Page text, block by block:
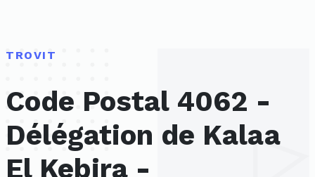
TROVIT
Code Postal 4062 -
Délégation de Kalaa
El Kebira -